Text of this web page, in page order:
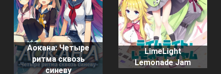
Аокана: Четыре
ритма сквозь
синеву
LimeLight
Lemonade Jam